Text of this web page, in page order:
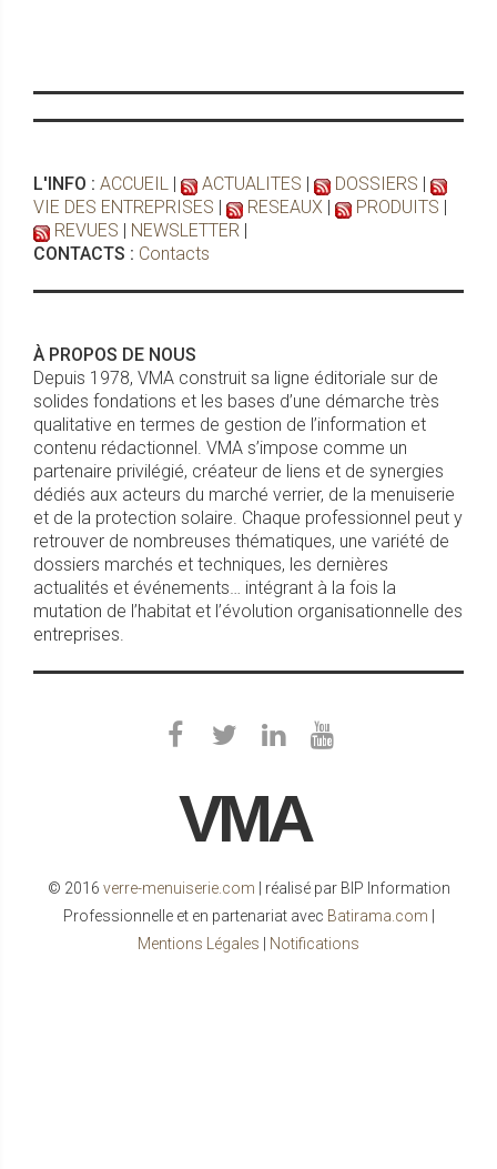
L'INFO : ACCUEIL | ACTUALITES | DOSSIERS |
VIE DES ENTREPRISES | RESEAUX | PRODUITS |
REVUES | NEWSLETTER |
CONTACTS : Contacts
À PROPOS DE NOUS
Depuis 1978, VMA construit sa ligne éditoriale sur de
solides fondations et les bases d’une démarche très
qualitative en termes de gestion de l’information et
contenu rédactionnel. VMA s’impose comme un
partenaire privilégié, créateur de liens et de synergies
dédiés aux acteurs du marché verrier, de la menuiserie
et de la protection solaire. Chaque professionnel peut y
retrouver de nombreuses thématiques, une variété de
dossiers marchés et techniques, les dernières
actualités et événements… intégrant à la fois la
mutation de l’habitat et l’évolution organisationnelle des
entreprises.
VMA
© 2016 verre-menuiserie.com | réalisé par BIP Information
Professionnelle et en partenariat avec Batirama.com
Mentions Légales
Notifications